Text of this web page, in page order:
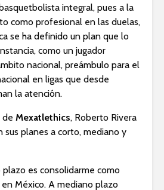
integral, pues a la
como profesional en las duelas,
se ha definido un plan que lo
como un jugador
nacional, preámbulo para el
en ligas que desde
la atención.
de Mexatlethics, Roberto Rivera
sus planes a corto, mediano y
es consolidarme como
México. A mediano plazo